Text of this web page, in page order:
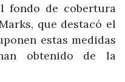
fondo de cobertura
que destacó el
estas medidas
obtenido de la